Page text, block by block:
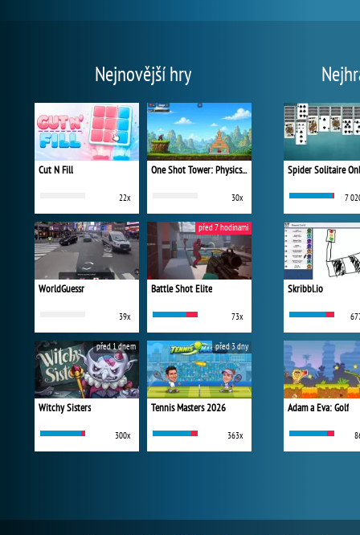
Nejnovější hry
Cut N Fill
22x
One Shot Tower: Physics Destroyer
30x
WorldGuessr
39x
Battle Shot Elite
73x
před 7 hodinami
Witchy Sisters
300x
před 1 dnem
Tennis Masters 2026
363x
před 3 dny
Spider Solitaire
7
Skribbl.io
Adam a Eva: Golf